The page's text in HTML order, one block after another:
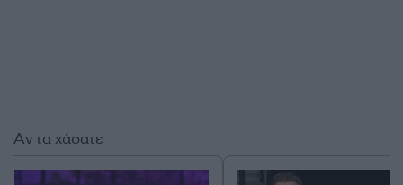
Αν τα χάσατε